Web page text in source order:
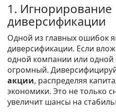
1. Игнорирование
диверсификации
Одной из главных ошибок
диверсификации. Если
одной компании или одной
огромный.
акции, распределяя
экономики. Это не только
увеличит шансы на